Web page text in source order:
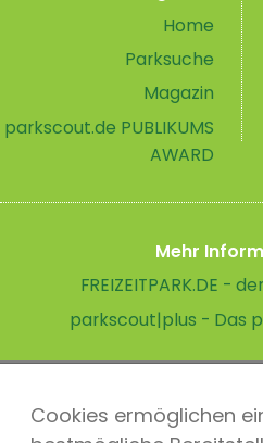
Cookies ermöglichen
Home
Parksuche
Magazin
parkscout.de PUBLIKUMS
AWARD
Mehr
FREIZEITPARK.DE -
parkscout|plus - Das